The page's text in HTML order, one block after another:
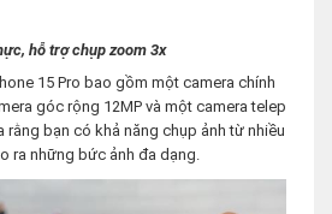
hỗ trợ chụp zoom 3x
15 Pro bao gồm một camera chính
góc rộng 12MP và một camera telep
rằng bạn có khả năng chụp ảnh từ nhiều
ra những bức ảnh đa dạng.